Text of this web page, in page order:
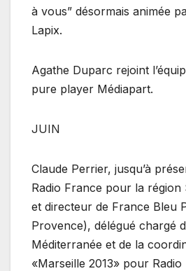
à vous” désormais animée
Lapix.
Agathe Duparc rejoint
pure player Médiapart.
JUIN
Claude Perrier, jusqu’à
Radio France pour la région
et directeur de France Bleu
Provence), délégué chargé
Méditerranée et de la
«Marseille 2013» pour